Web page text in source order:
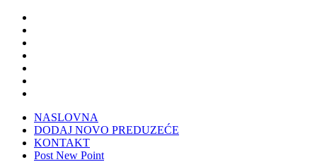
NASLOVNA
DODAJ NOVO PREDUZEĆE
KONTAKT
Post New Point